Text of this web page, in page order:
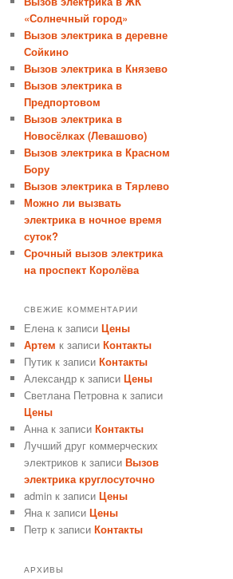
«Солнечный город»
Вызов электрика в деревне
Сойкино
Вызов электрика в Князево
Вызов электрика в
Предпортовом
Вызов электрика в
Новосёлках (Левашово)
Вызов электрика в Красном
Бору
Вызов электрика в Тярлево
Можно ли вызвать
электрика в ночное время
суток?
Срочный вызов электрика
на проспект Королёва
СВЕЖИЕ КОММЕНТАРИИ
Елена к записи Цены
Артем к записи Контакты
Путик к записи Контакты
Александр к записи Цены
Светлана Петровна к записи
Цены
Анна к записи Контакты
Лучший друг коммерческих
электриков к записи Вызов
электрика круглосуточно
admin к записи Цены
Яна к записи Цены
Петр к записи Контакты
АРХИВЫ